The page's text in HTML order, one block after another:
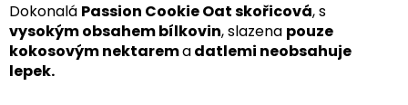
Dokonalá Passion Cookie Oat skořicová, s
vysokým obsahem bílkovin, slazena pouze
kokosovým nektaremadatlemi neobsahuje
lepek.